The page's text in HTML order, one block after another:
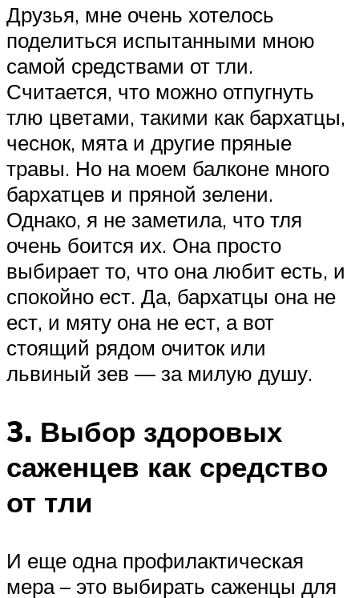
Друзья, мне очень хотелось
поделиться испытанными мною
самой средствами от тли.
Считается, что можно отпугнуть
тлю цветами, такими как бархатцы,
чеснок, мята и другие пряные
травы. Но на моем балконе много
бархатцев и пряной зелени.
Однако, я не заметила, что тля
очень боится их. Она просто
выбирает то, что она любит есть, и
спокойно ест. Да, бархатцы она не
ест, и мяту она не ест, а вот
стоящий рядом очиток или
львиный зев — за милую душу.
3. Выбор здоровых
саженцев как средство
от тли
И еще одна профилактическая
мера – это выбирать саженцы для